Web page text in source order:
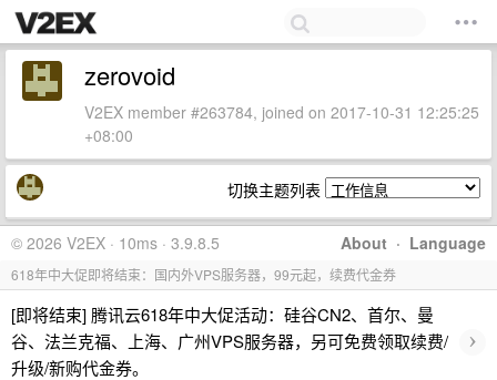
zerovoid
V2EX member #263784, joined on 2017-10-31 12:25:25
+08:00
切换主题列表
About · Language
© 2026 V2EX · 10ms · 3.9.8.5
618年中大促即将结束：国内外VPS服务器，99元起，续费代金券
[即将结束] 腾讯云618年中大促活动：硅谷CN2、首尔、曼
谷、法兰克福、上海、广州VPS服务器，另可免费领取续费/
升级/新购代金券。
›